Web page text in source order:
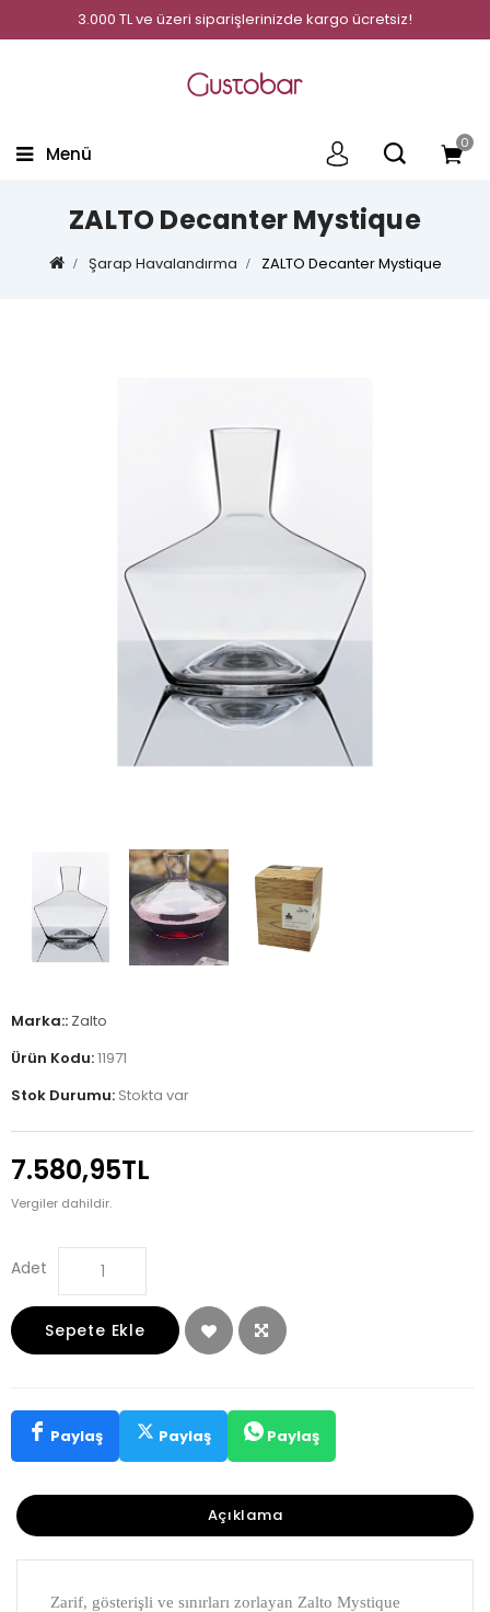
3.000 TL ve üzeri siparişlerinizde kargo ücretsiz!
0
Menü
ZALTO Decanter Mystique
Şarap Havalandırma ZALTO Decanter Mystique
Marka:: Zalto
Ürün Kodu:11971
Stok Durumu: Stokta var
7.580,95TL
Vergiler dahildir.
Adet
Sepete Ekle
Paylaş Paylaş Paylaş
Açıklama
Zarif, gösterişli ve sınırları zorlayan Zalto Mystique